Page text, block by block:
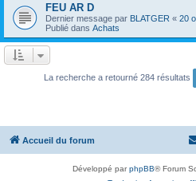
FEU AR D
Dernier message par BLATGER « 20
Publié dans Achats
La recherche a retourné 284 résultats
Accueil du forum
Développé parphpBB® Forum